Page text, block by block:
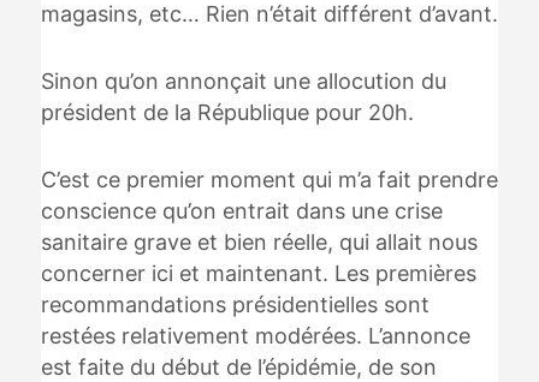
magasins, etc… Rien n’était différent d’avant.
Sinon qu’on annonçait une allocution du
président de la République pour 20h.
C’est ce premier moment qui m’a fait prendre
conscience qu’on entrait dans une crise
sanitaire grave et bien réelle, qui allait nous
concerner ici et maintenant. Les premières
recommandations présidentielles sont
restées relativement modérées. L’annonce
est faite du début de l’épidémie, de son